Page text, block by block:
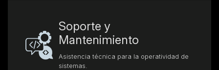
Soporte y
Mantenimiento
Asistencia técnica para la operatividad de
sistemas.